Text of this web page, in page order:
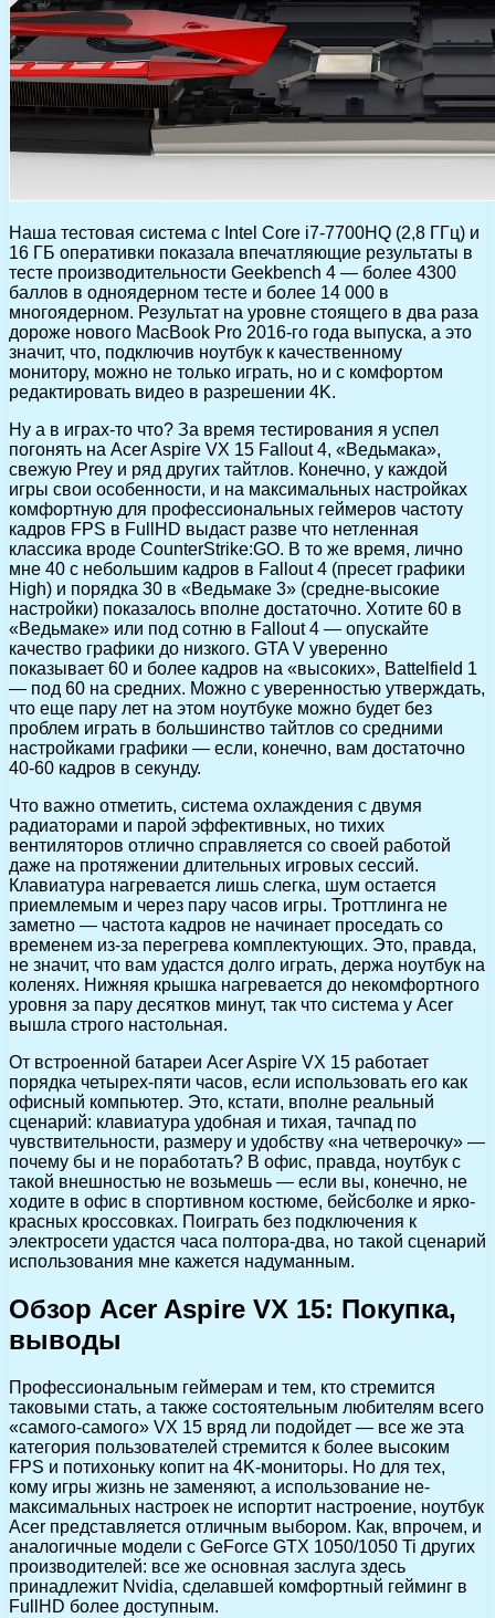
Наша тестовая система с Intel Core i7-7700HQ (2,8 ГГц) и
16 ГБ оперативки показала впечатляющие результаты в
тесте производительности Geekbench 4 — более 4300
баллов в одноядерном тесте и более 14 000 в
многоядерном. Результат на уровне стоящего в два раза
дороже нового MacBook Pro 2016-го года выпуска, а это
значит, что, подключив ноутбук к качественному
монитору, можно не только играть, но и с комфортом
редактировать видео в разрешении 4K.
Ну а в играх-то что? За время тестирования я успел
погонять на Acer Aspire VX 15 Fallout 4, «Ведьмака»,
свежую Prey и ряд других тайтлов. Конечно, у каждой
игры свои особенности, и на максимальных настройках
комфортную для профессиональных геймеров частоту
кадров FPS в FullHD выдаст разве что нетленная
классика вроде CounterStrike:GO. В то же время, лично
мне 40 с небольшим кадров в Fallout 4 (пресет графики
High) и порядка 30 в «Ведьмаке 3» (средне-высокие
настройки) показалось вполне достаточно. Хотите 60 в
«Ведьмаке» или под сотню в Fallout 4 — опускайте
качество графики до низкого. GTA V уверенно
показывает 60 и более кадров на «высоких», Battelfield 1
— под 60 на средних. Можно с уверенностью утверждать,
что еще пару лет на этом ноутбуке можно будет без
проблем играть в большинство тайтлов со средними
настройками графики — если, конечно, вам достаточно
40-60 кадров в секунду.
Что важно отметить, система охлаждения с двумя
радиаторами и парой эффективных, но тихих
вентиляторов отлично справляется со своей работой
даже на протяжении длительных игровых сессий.
Клавиатура нагревается лишь слегка, шум остается
приемлемым и через пару часов игры. Троттлинга не
заметно — частота кадров не начинает проседать со
временем из-за перегрева комплектующих. Это, правда,
не значит, что вам удастся долго играть, держа ноутбук на
коленях. Нижняя крышка нагревается до некомфортного
уровня за пару десятков минут, так что система у Acer
вышла строго настольная.
От встроенной батареи Acer Aspire VX 15 работает
порядка четырех-пяти часов, если использовать его как
офисный компьютер. Это, кстати, вполне реальный
сценарий: клавиатура удобная и тихая, тачпад по
чувствительности, размеру и удобству «на четверочку» —
почему бы и не поработать? В офис, правда, ноутбук с
такой внешностью не возьмешь — если вы, конечно, не
ходите в офис в спортивном костюме, бейсболке и ярко-
красных кроссовках. Поиграть без подключения к
электросети удастся часа полтора-два, но такой сценарий
использования мне кажется надуманным.
Обзор Acer Aspire VX 15: Покупка,
выводы
Профессиональным геймерам и тем, кто стремится
таковыми стать, а также состоятельным любителям всего
«самого-самого» VX 15 вряд ли подойдет — все же эта
категория пользователей стремится к более высоким
FPS и потихоньку копит на 4K-мониторы. Но для тех,
кому игры жизнь не заменяют, а использование не-
максимальных настроек не испортит настроение, ноутбук
Acer представляется отличным выбором. Как, впрочем, и
аналогичные модели с GeForce GTX 1050/1050 Ti других
производителей: все же основная заслуга здесь
принадлежит Nvidia, сделавшей комфортный гейминг в
FullHD более доступным.